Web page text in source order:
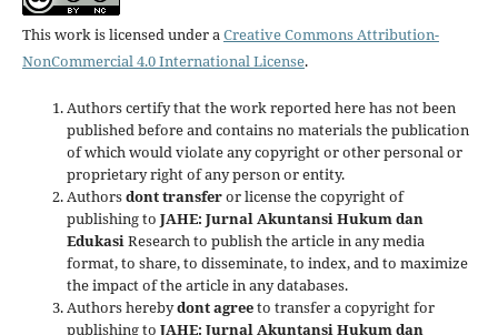
This work is licensed under aCreative Commons Attribution-
NonCommercial 4.0 International License.
Authors certify that the work reported here has not been
published before and contains no materials the publication
of which would violate any copyright or other personal or
proprietary right of any person or entity.
Authorsdont transferor license the copyright of
publishing to JAHE: Jurnal Akuntansi Hukum dan
EdukasiResearch to publish the article in any media
format, to share, to disseminate, to index, and to maximize
the impact of the article in any databases.
Authors herebydont agreeto transfer a copyright for
publishing to JAHE: Jurnal Akuntansi Hukum dan